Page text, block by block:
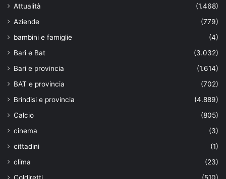
Attualità
(1.468)
Aziende
(779)
bambini e famiglie
(4)
Bari e Bat
(3.032)
Bari e provincia
(1.614)
BAT e provincia
(702)
Brindisi e provincia
(4.889)
Calcio
(805)
cinema
(3)
cittadini
(1)
clima
(23)